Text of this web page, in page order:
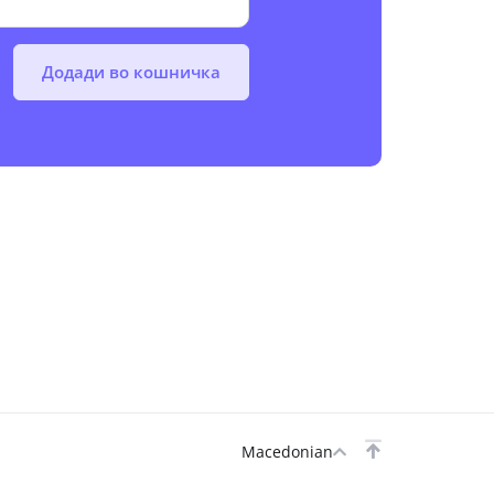
Додади во кошничка
Macedonian